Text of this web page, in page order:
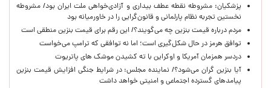
پزشکیان: مشروطه نقطه عطف بیداری و آزادی‌خواهی ملت ایران بود/ مشروطه
نخستین تجربه نظام پارلمانی و قانون‌گرایی را در خاورمیانه بود
مردم درباره قیمت بنزین چه می‌گویند؟/ این رقم برای قیمت بنزین منطقی است
توافق هرمز در حال شکل‌گیری است؛ اما نه توافقی که ترامپ می‌خواست
دردسر همزمان آمریکا و اوکراین با ته کشیدن موشک های پاتریوت
آیا بنزین گران می‌شود؟/ نماینده مجلس: در شرایط جنگی افزایش قیمت بنزین
پیامدهای گسترده اجتماعی و امنیتی خواهد داشت